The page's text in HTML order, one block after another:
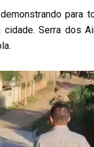
para
Serra dos